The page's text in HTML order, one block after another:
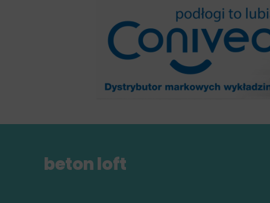
beton loft